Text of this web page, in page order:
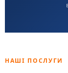
НАШІ ПОСЛУГИ